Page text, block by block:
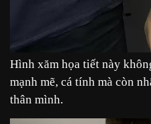
Hình xăm họa tiết này
mạnh mẽ, cá tính mà còn
thân mình.